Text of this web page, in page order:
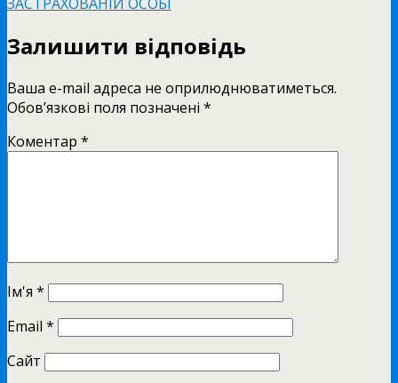
Залишити відповідь
Ваша e-mail адреса не оприлюднюватиметься.
Обов’язкові поля позначені *
Коментар *
Ім'я *
Email *
Сайт